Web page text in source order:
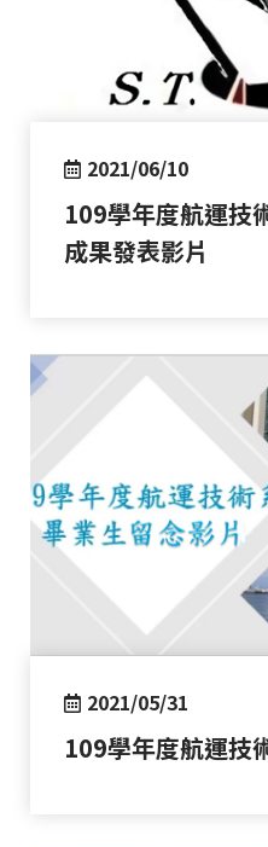
2021/06/10
109學年度航運技
成果發表影片
2021/05/31
109學年度航運技